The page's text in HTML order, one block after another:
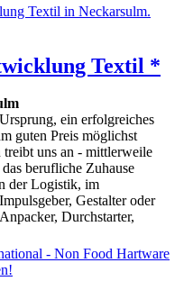
Textil *
ein erfolgreiches
guten Preis möglichst
treibt uns an - mittlerweile
berufliche Zuhause
der Logistik, im
Gestalter oder
Durchstarter,